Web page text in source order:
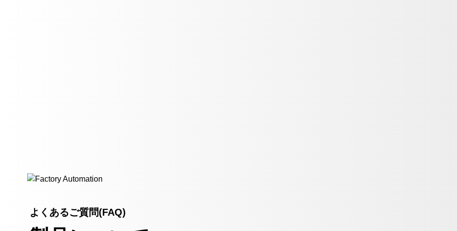
よくあるご質問(FAQ)